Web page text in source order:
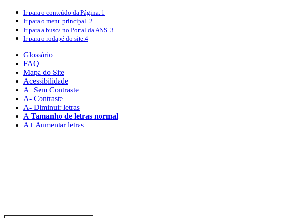
Ir para o conteúdo da Página. 1
Ir para o menu principal. 2
Ir para a busca no Portal da ANS. 3
Ir para o rodapé do site.4
Glossário
FAQ
Mapa do Site
Acessibilidade
A- Sem Contraste
A- Contraste
A- Diminuir letras
A Tamanho de letras normal
A+ Aumentar letras